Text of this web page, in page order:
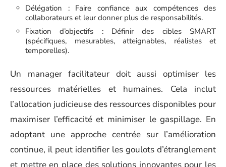
Délégation : Faire confiance aux compétences des
collaborateurs et leur donner plus de responsabilités.
Fixation d’objectifs : Définir des cibles SMART
(spécifiques, mesurables, atteignables, réalistes et
temporelles).
Un manager facilitateur doit aussi optimiser les
ressources matérielles et humaines. Cela inclut
l’allocation judicieuse des ressources disponibles pour
maximiser l’efficacité et minimiser le gaspillage. En
adoptant une approche centrée sur l’amélioration
continue, il peut identifier les goulots d’étranglement